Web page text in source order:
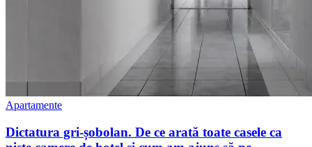
Apartamente
Dictatura gri-șobolan. De ce arată toate casele ca